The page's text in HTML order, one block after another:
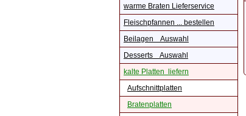
warme Braten Lieferservice
Fleischpfannen ... bestellen
Beilagen Auswahl
Desserts Auswahl
kalte Platten liefern
Aufschnittplatten
Bratenplatten